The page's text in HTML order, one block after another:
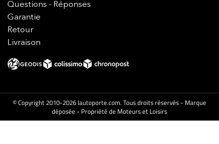
Questions - Réponses
Garantie
Retour
Livraison
© Copyright 2010-2026 lautoporte.com. Tous droits réservés - Marque
déposée - Propriété de Moteurs et Loisirs